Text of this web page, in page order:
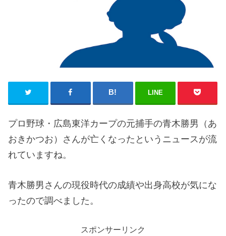
LINE
プロ野球・広島東洋カープの元捕手の青木勝男（あ
おきかつお）さんが亡くなったというニュースが流
れていますね。
青木勝男さんの現役時代の成績や出身高校が気にな
ったので調べました。
スポンサーリンク